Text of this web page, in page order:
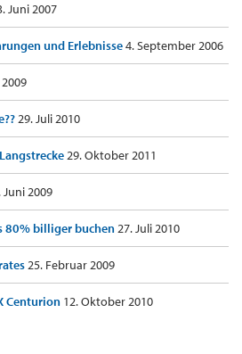
Juni 2007
und Erlebnisse4. September 2006
29. Juli 2010
29. Oktober 2011
Juni 2009
80% billiger buchen27. Juli 2010
25. Februar 2009
Centurion 12. Oktober 2010